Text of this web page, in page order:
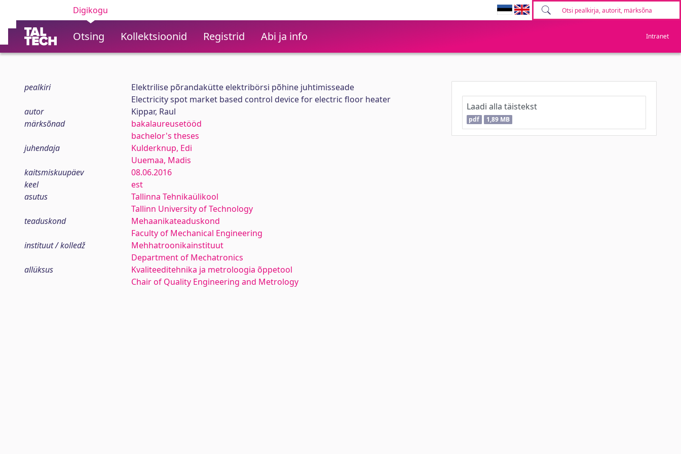
Digikogu
Otsing Kollektsioonid Registrid Abi ja info Intranet
pealkiri
Elektrilise põrandakütte elektribörsi põhine juhtimisseade
Electricity spot market based control device for electric floor heater
autor
Kippar, Raul
märksõnad
bakalaureusetööd
bachelor's theses
juhendaja
Kulderknup, Edi
Uuemaa, Madis
kaitsmiskuupäev
08.06.2016
keel
est
asutus
Tallinna Tehnikaülikool
Tallinn University of Technology
teaduskond
Mehaanikateaduskond
Faculty of Mechanical Engineering
instituut / kolledž
Mehhatroonikainstituut
Department of Mechatronics
allüksus
Kvaliteeditehnika ja metroloogia õppetool
Chair of Quality Engineering and Metrology
Laadi alla täistekst
pdf 1,89 MB